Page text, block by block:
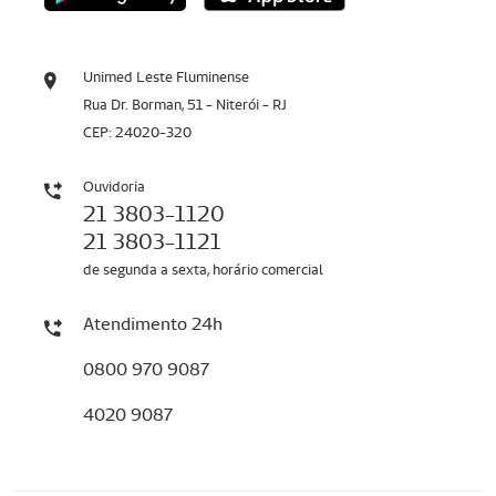
Unimed Leste Fluminense
Rua Dr. Borman, 51 - Niterói - RJ
CEP: 24020-320
Ouvidoria
21 3803-1120
21 3803-1121
de segunda a sexta, horário comercial
Atendimento 24h
0800 970 9087
4020 9087